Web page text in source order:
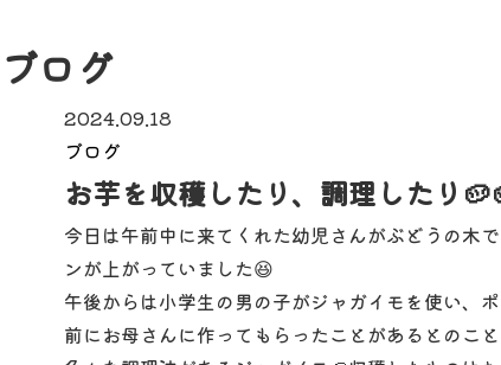
ブログ
2024.09.18
ブログ
お芋を収穫したり、調理したり
今日は午前中に来てくれた幼児さんがぶどうの木
ンが上がっていました😆
午後からは小学生の男の子がジャガイモを使い、
前にお母さんに作ってもらったことがあるとのこ